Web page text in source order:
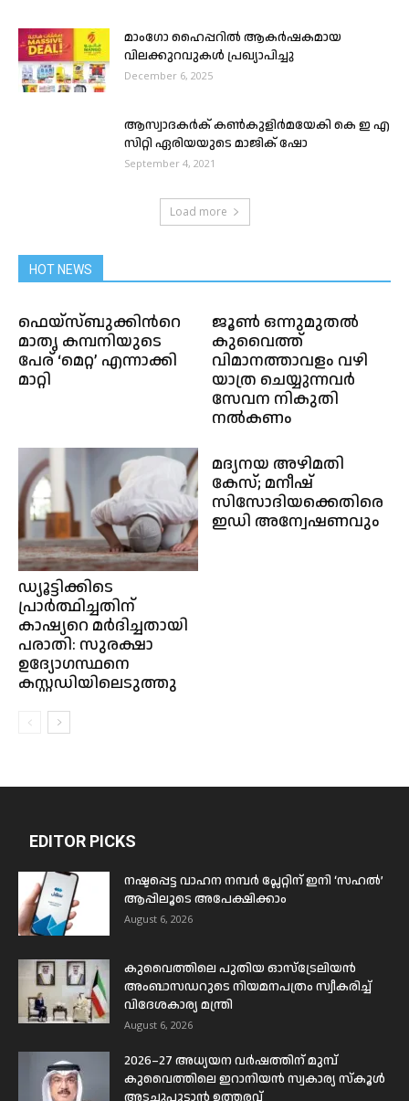
മാംഗോ ഹൈപ്പറിൽ ആകർഷകമായ
വിലക്കുറവുകൾ പ്രഖ്യാപിച്ചു
December 6, 2025
ആസ്വാദകർക് കൺകുളിർമയേകി കെ ഇ എ
സിറ്റി ഏരിയയുടെ മാജിക് ഷോ
September 4, 2021
Load more
HOT NEWS
ഫെയ്‌സ്ബുക്കിൻറെ
മാതൃ കമ്പനിയുടെ
പേര് ‘മെറ്റ’ എന്നാക്കി
മാറ്റി
ജൂൺ ഒന്നുമുതൽ
കുവൈത്ത്
വിമാനത്താവളം വഴി
യാത്ര ചെയ്യുന്നവർ
സേവന നികുതി
നൽകണം
ഡ്യൂട്ടിക്കിടെ
പ്രാർത്ഥിച്ചതിന്
കാഷ്യറെ മർദിച്ചതായി
പരാതി: സുരക്ഷാ
ഉദ്യോഗസ്ഥനെ
കസ്റ്റഡിയിലെടുത്തു
മദ്യനയ അഴിമതി
കേസ്; മനീഷ്
സിസോദിയക്കെതിരെ
ഇഡി അന്വേഷണവും
EDITOR PICKS
നഷ്ടപ്പെട്ട വാഹന നമ്പർ പ്ലേറ്റിന് ഇനി ‘സഹൽ’
ആപ്പിലൂടെ അപേക്ഷിക്കാം
August 6, 2026
കുവൈത്തിലെ പുതിയ ഓസ്ട്രേലിയൻ
അംബാസഡറുടെ നിയമനപത്രം സ്വീകരിച്ച്
വിദേശകാര്യ മന്ത്രി
August 6, 2026
2026–27 അധ്യയന വർഷത്തിന് മുമ്പ്
കുവൈത്തിലെ ഇറാനിയൻ സ്വകാര്യ സ്കൂൾ